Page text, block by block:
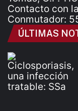
Contacto con
Conmutador:
ÚLTIMAS